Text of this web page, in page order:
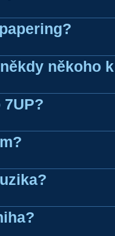
někoho